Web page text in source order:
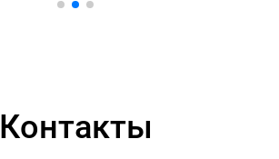
Контакты